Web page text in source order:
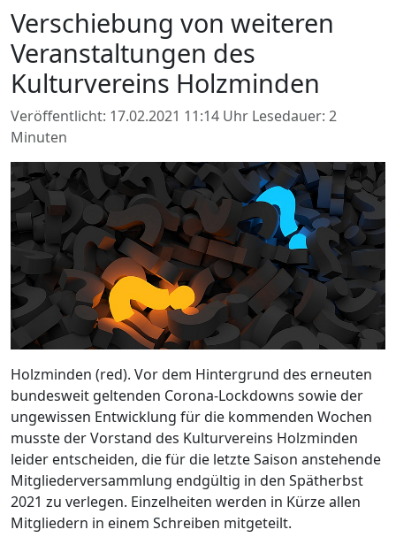
Verschiebung von weiteren
Veranstaltungen des
Kulturvereins Holzminden
Veröffentlicht: 17.02.2021 11:14 Uhr Lesedauer: 2
Minuten
Holzminden (red). Vor dem Hintergrund des erneuten
bundesweit geltenden Corona-Lockdowns sowie der
ungewissen Entwicklung für die kommenden Wochen
musste der Vorstand des Kulturvereins Holzminden
leider entscheiden, die für die letzte Saison anstehende
Mitgliederversammlung endgültig in den Spätherbst
2021 zu verlegen. Einzelheiten werden in Kürze allen
Mitgliedern in einem Schreiben mitgeteilt.